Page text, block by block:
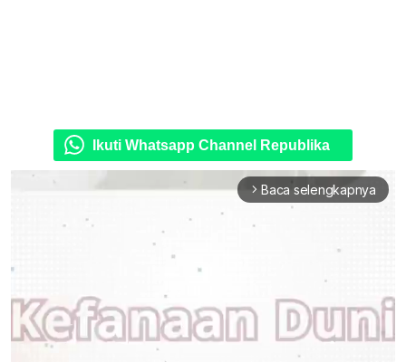
Ikuti Whatsapp Channel Republika
arrow_forward_ios Baca selengkapnya